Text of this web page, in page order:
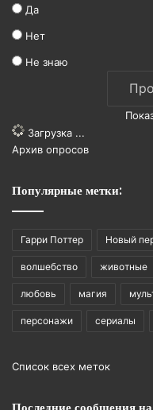
Да
Нет
Не знаю
Загрузка ...
Архив опросов
Популярные метки:
Гарри Поттер Новый
волшебство животные
любовь магия
персонажи сериалы
Список всех меток